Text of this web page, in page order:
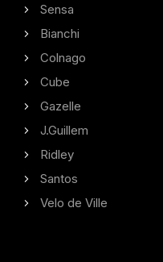
Sensa
Bianchi
Colnago
Cube
Gazelle
J.Guillem
Ridley
Santos
Velo de Ville